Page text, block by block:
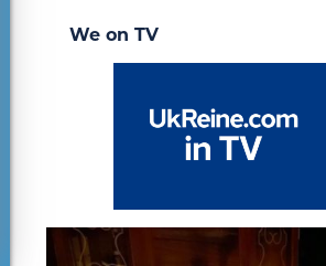
We on TV